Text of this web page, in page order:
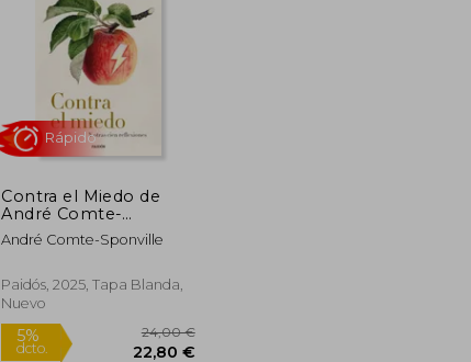
15,00 €
14,25 €
5%
dcto.
Contra el Miedo de
André Comte-
Sponville(Ediciones
Paidós)
André Comte-Sponville
Paidós, 2025, Tapa Blanda,
Nuevo
Rápido